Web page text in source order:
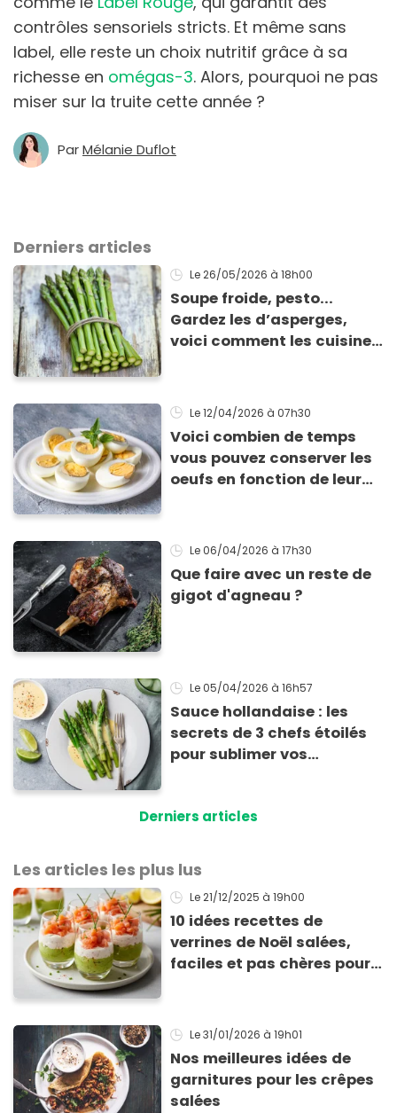
contrôles sensoriels stricts. Et même sans
label, elle reste un choix nutritif grâce à sa
richesse en omégas-3. Alors, pourquoi ne pas
miser sur la truite cette année ?
ParMélanie Duflot
Derniers articles
Le 26/05/2026 à 18h00
Soupe froide, pesto...
Gardez les d’asperges,
voici comment les cuisiner
Le 12/04/2026 à 07h30
Voici combien de temps
vous pouvez conserver les
oeufs en fonction de leur
Le 06/04/2026 à 17h30
Que faire avec un reste de
gigot d'agneau ?
Le 05/04/2026 à 16h57
Sauce hollandaise : les
secrets de 3 chefs étoilés
pour sublimer vos
Derniers articles
Les articles les plus lus
Le 21/12/2025 à 19h00
10 idées recettes de
verrines de Noël salées,
faciles et pas chères pour
Le 31/01/2026 à 19h01
Nos meilleures idées de
garnitures pour les crêpes
salées